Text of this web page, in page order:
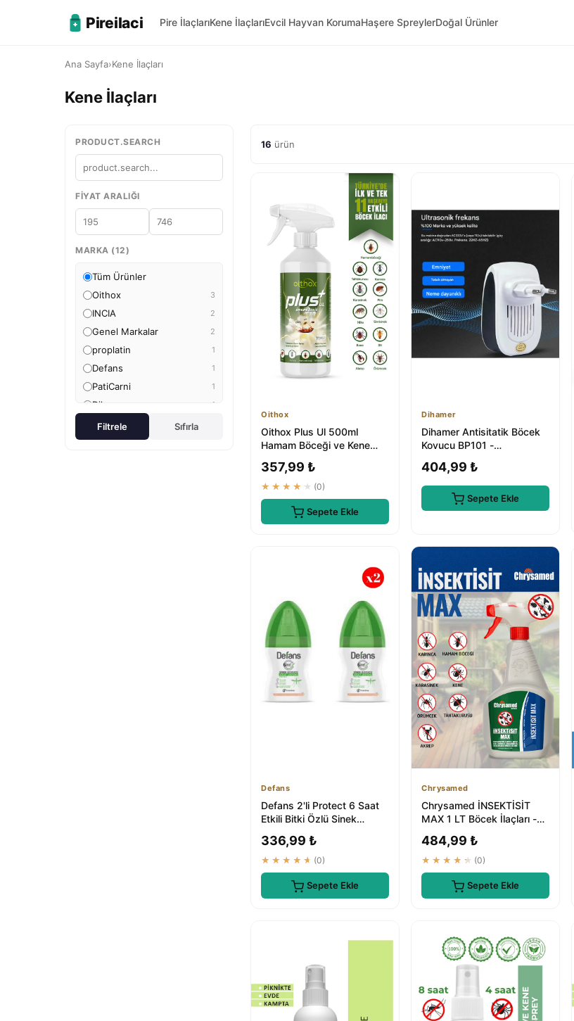
Pireilaci Pire İlaçlarıKene İlaçlarıEvcil Hayvan KorumaHaşere SpreylerDoğal Ürünler
Ana Sayfa›Kene İlaçları
Kene İlaçları
PRODUCT.SEARCH
FIYAT ARALIĞI
MARKA (12)
Tüm Ürünler
Oithox
3
INCIA 2
Genel Markalar 2
proplatin 1
Defans 1
PatiCarni 1
Dihamer 1
Ber vet pet
Chrysamed
Filtrele Sıfırla
16 ürün
Oithox
Oithox Plus Ul 500ml
Hamam Böceği ve Kene
357,99 ₺
★★★★★ (0)
Sepete Ekle
Dihamer
Dihamer Antisitatik Böcek
Kovucu BP101 -
Akrep, Kene, Ö...
404,99 ₺
Sepete Ekle
Defans
Defans 2'li Protect 6 Saat
Etkili Bitki Özlü Sinek
...
336,99 ₺
★★★★★ (0)
Sepete Ekle
Chrysamed
Chrysamed İNSEKTİSİT
MAX 1 LT Böcek İlaçları -
Akrep, K...
484,99 ₺
★★★★★ (0)
Sepete Ekle